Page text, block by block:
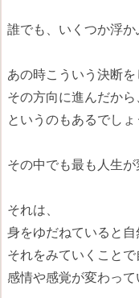
誰でも、いくつか浮か
あの時こういう決断を
その方向に進んだから、
というのもあるでしょ
その中でも最も人生が
それは、
身をゆだねていると
それをみていくこと
感情や感覚が変わって